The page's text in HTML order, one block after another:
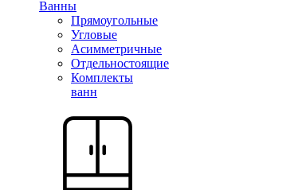
Ванны
Прямоугольные
Угловые
Асимметричные
Отдельностоящие
Комплекты
ванн